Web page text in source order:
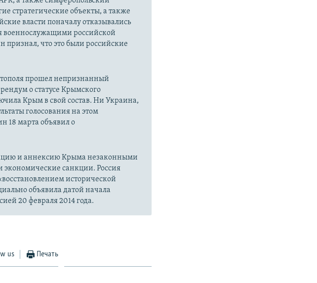
стратегические объекты, а также
власти поначалу отказывались
военнослужащими российской
что это были российские
прошел непризнанный
о статусе Крымского
Крым в свой состав. Ни Украина,
голосования на этом
18 марта объявил о
и аннексию Крыма незаконными
экономические санкции. Россия
исторической
объявила датой начала
20 февраля 2014 года.
us Печать